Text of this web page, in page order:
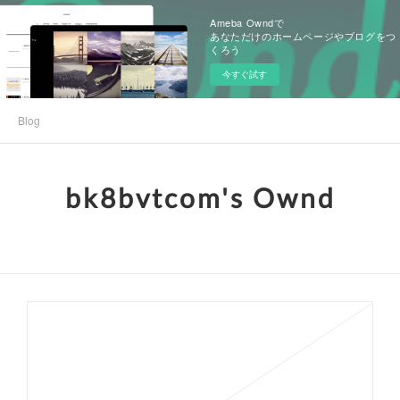
Ameba Owndで
あなただけのホームページやブログをつ
くろう
今すぐ試す
Blog
bk8bvtcom's Ownd